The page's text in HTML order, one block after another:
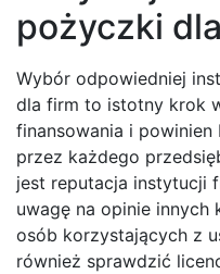
pożyczki
Wybór odpowiedniej
dla firm to istotny krok
finansowania i powinien
przez każdego
jest reputacja instytucji
uwagę na opinie
osób korzystających z
również sprawdzić